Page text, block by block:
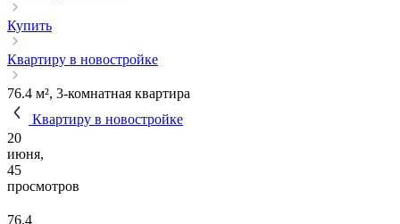
Купить
Квартиру в новостройке
76.4 м², 3-комнатная квартира
Квартиру в новостройке
20
июня,
45
просмотров
76.4